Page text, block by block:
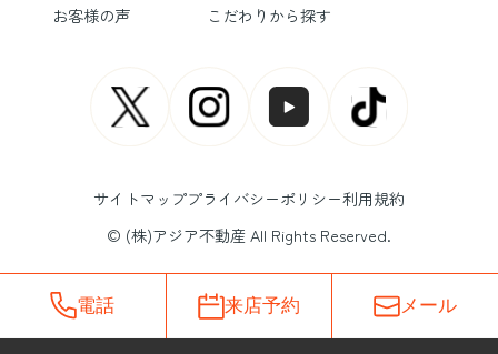
お客様の声
こだわりから探す
サイトマッププライバシーポリシー利用規約
© (株)アジア不動産 All Rights Reserved.
電話 来店予約 メール